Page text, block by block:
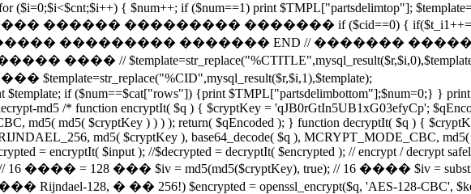
($i=0;$i<$cnt;$i++) { $num++; if ($num==1) print $TMPL["partsdelimtop"];
// ������� ������ ��������� ������� if ($cid==0) {
��������� ������� END // �������
$template; if ($num==$cat["rows"]) {print $TMPL["partsdelimbottom"];$num=0;} }
md5 /* function encryptIt( $q ) { $cryptKey = 'qJB0rGtIn5UB1xG03efyCp';
md5( md5( $cryptKey ) ) ) ); return( $qEncoded ); } function decryptIt( $q ) {
md5( $cryptKey ), base64_decode( $q ), MCRYPT_MODE_CBC,
= encryptIt( $input ); //$decrypted = decryptIt( $encrypted ); // encrypt / decrypt
// 16 ���� = 128 ��� $iv = md5(md5($cryptKey), true); // 16 ���� $iv
� �� 256!) $encrypted = openssl_encrypt($q, 'AES-128-CBC', $key,